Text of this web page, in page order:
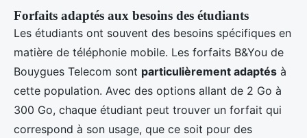
Forfaits adaptés aux besoins des étudiants
Les étudiants ont souvent des besoins spécifiques en
matière de téléphonie mobile. Les forfaits B&You de
Bouygues Telecom sont particulièrement adaptés à
cette population. Avec des options allant de 2 Go à
300 Go, chaque étudiant peut trouver un forfait qui
correspond à son usage, que ce soit pour des